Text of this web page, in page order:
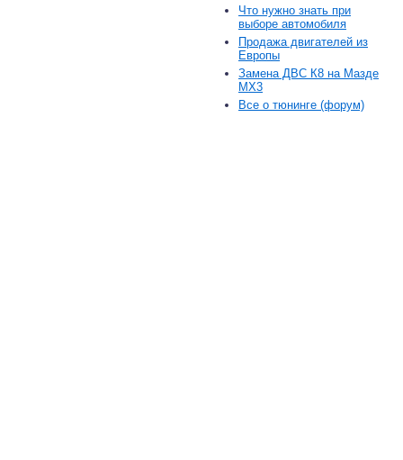
Что нужно знать при
выборе автомобиля
Продажа двигателей из
Европы
Замена ДВС К8 на Мазде
MX3
Все о тюнинге (форум)